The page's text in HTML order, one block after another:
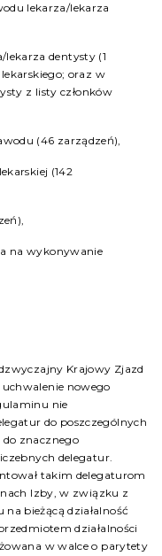
lekarza/lekarza
dentysty (1
oraz w
z listy członków
(46 zarządzeń),
(142
na wykonywanie
Krajowy Zjazd
nowego
nie
do poszczególnych
znacznego
delegatur.
takim delegaturom
Izby, w związku z
bieżącą działalność
działalności
w walce o parytety